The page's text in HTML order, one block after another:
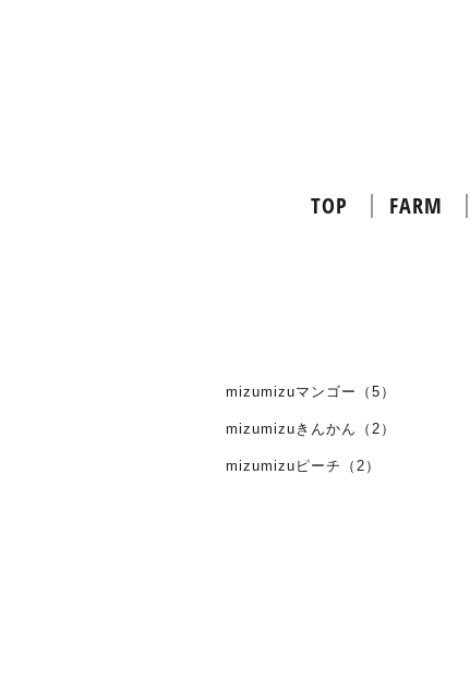
TOP FARM
mizumizuマンゴー（5）
mizumizuきんかん（2）
mizumizuピーチ（2）